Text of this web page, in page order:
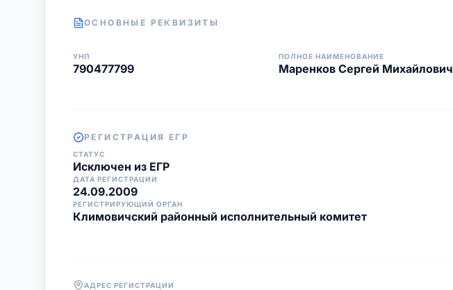
ОСНОВНЫЕ РЕКВИЗИТЫ
УНП
790477799
ПОЛНОЕ НАИМЕНОВАНИЕ
Маренков Сергей Михайлович
РЕГИСТРАЦИЯ ЕГР
СТАТУС
Исключен из ЕГР
ДАТА РЕГИСТРАЦИИ
24.09.2009
РЕГИСТРИРУЮЩИЙ ОРГАН
Климовичский районный исполнительный комитет
АДРЕС РЕГИСТРАЦИИ